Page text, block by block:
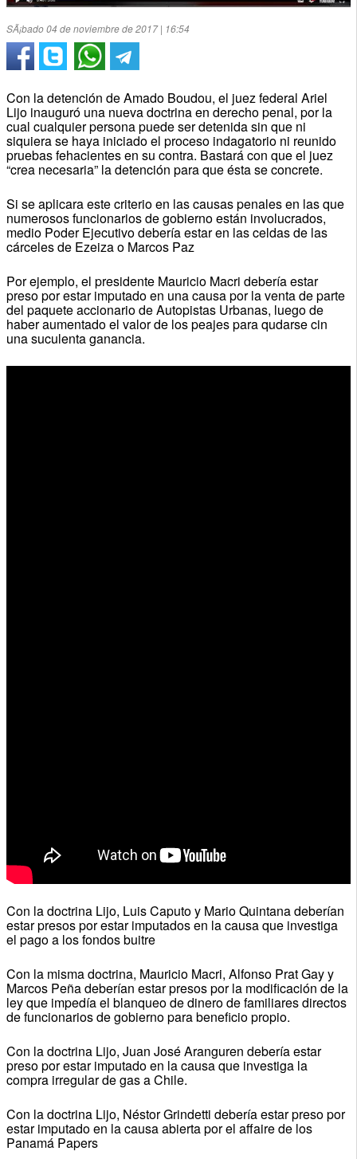
SÃ¡bado 04 de noviembre de 2017 | 16:54
Con la detención de Amado Boudou, el juez federal Ariel
Lijo inauguró una nueva doctrina en derecho penal, por la
cual cualquier persona puede ser detenida sin que ni
siquiera se haya iniciado el proceso indagatorio ni reunido
pruebas fehacientes en su contra. Bastará con que el juez
“crea necesaria” la detención para que ésta se concrete.
Si se aplicara este criterio en las causas penales en las que
numerosos funcionarios de gobierno están involucrados,
medio Poder Ejecutivo debería estar en las celdas de las
cárceles de Ezeiza o Marcos Paz
Por ejemplo, el presidente Mauricio Macri debería estar
preso por estar imputado en una causa por la venta de parte
del paquete accionario de Autopistas Urbanas, luego de
haber aumentado el valor de los peajes para qudarse cin
una suculenta ganancia.
Con la doctrina Lijo, Luis Caputo y Mario Quintana deberían
estar presos por estar imputados en la causa que investiga
el pago a los fondos buitre
Con la misma doctrina, Mauricio Macri, Alfonso Prat Gay y
Marcos Peña deberían estar presos por la modificación de la
ley que impedía el blanqueo de dinero de familiares directos
de funcionarios de gobierno para beneficio propio.
Con la doctrina Lijo, Juan José Aranguren debería estar
preso por estar imputado en la causa que investiga la
compra irregular de gas a Chile.
Con la doctrina Lijo, Néstor Grindetti debería estar preso por
estar imputado en la causa abierta por el affaire de los
Panamá Papers